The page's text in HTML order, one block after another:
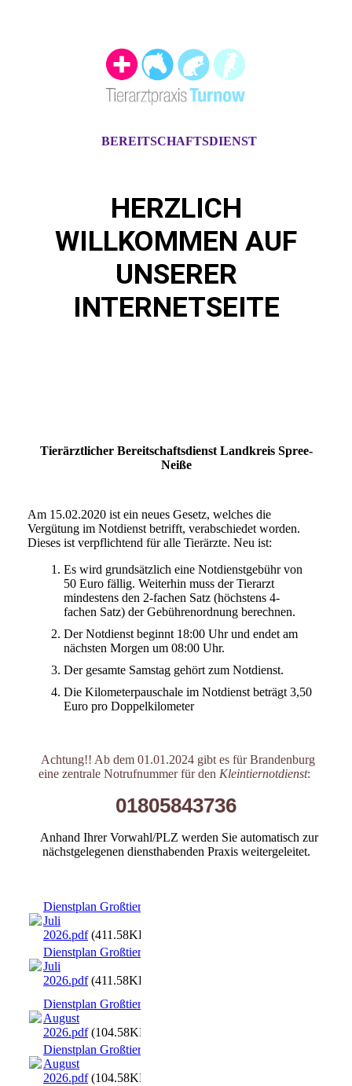
BEREITSCHAFTSDIENST
HERZLICH
WILLKOMMEN AUF
UNSERER
INTERNETSEITE
Tierärztlicher Bereitschaftsdienst Landkreis Spree-
Neiße
Am 15.02.2020 ist ein neues Gesetz, welches die
Vergütung im Notdienst betrifft, verabschiedet worden.
Dieses ist verpflichtend für alle Tierärzte. Neu ist:
Es wird grundsätzlich eine Notdienstgebühr von
50 Euro fällig. Weiterhin muss der Tierarzt
mindestens den 2-fachen Satz (höchstens 4-
fachen Satz) der Gebührenordnung berechnen.
Der Notdienst beginnt 18:00 Uhr und endet am
nächsten Morgen um 08:00 Uhr.
Der gesamte Samstag gehört zum Notdienst.
Die Kilometerpauschale im Notdienst beträgt 3,50
Euro pro Doppelkilometer
Achtung!! Ab dem 01.01.2024 gibt es für Brandenburg
eine zentrale Notrufnummer für den Kleintiernotdienst:
01805843736
Anhand Ihrer Vorwahl/PLZ werden Sie automatisch zur
nächstgelegenen diensthabenden Praxis weitergeleitet.
Dienstplan Großtiere
Juli
2026.pdf(411.58KB)
Dienstplan Großtiere
Juli
2026.pdf(411.58KB)
Dienstplan Großtiere
August
2026.pdf(104.58KB)
Dienstplan Großtiere
August
2026.pdf(104.58KB)